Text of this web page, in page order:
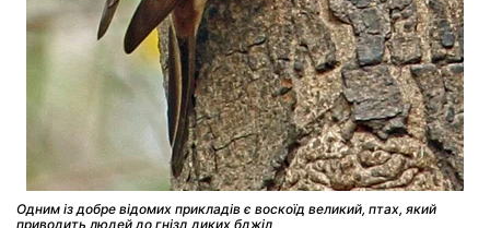
Одним із добре відомих прикладів є воскоїд великий, птах, який
приводить людей до гнізд диких бджіл